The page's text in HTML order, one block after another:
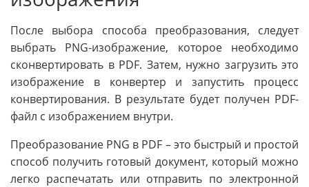
После выбора способа преобразования, следует
выбрать PNG-изображение, которое необходимо
сконвертировать в PDF. Затем, нужно загрузить это
изображение в конвертер и запустить процесс
конвертирования. В результате будет получен PDF-
файл с изображением внутри.
Преобразование PNG в PDF – это быстрый и простой
способ получить готовый документ, который можно
легко распечатать или отправить по электронной